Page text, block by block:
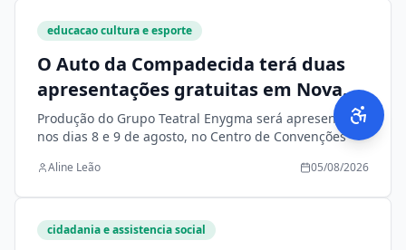
educacao cultura e esporte
O Auto da Compadecida terá duas
apresentações gratuitas em Nova
Andradina
Produção do Grupo Teatral Enygma será apresentada
nos dias 8 e 9 de agosto, no Centro de Convenções
Aline Leão 05/08/2026
cidadania e assistencia social